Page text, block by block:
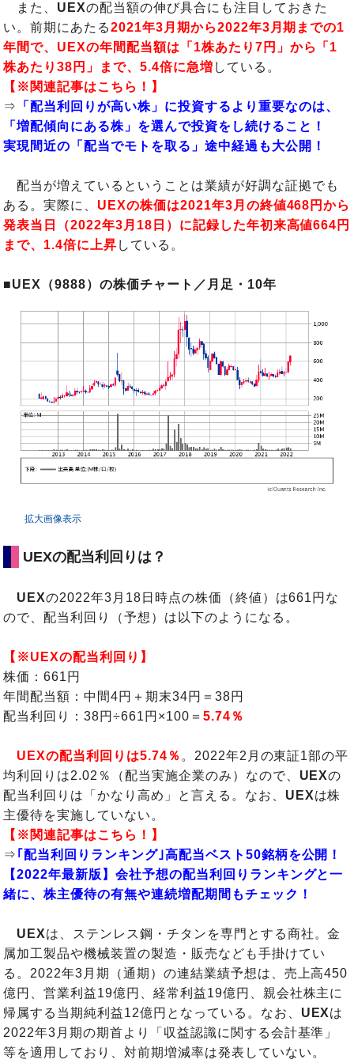
また、 UEXの配当額の伸び具合にも注目しておきた
い。前期にあたる2021年3月期から2022年3月期までの1
年間で、UEXの年間配当額は「1株あたり7 円」から「1
株あたり38円」まで、5.4倍に急増 している。
【※関連記事はこちら！】
⇒
「配当利回りが高い株」に投資するより重要なのは、
「増配傾向にある株」を選んで投資をし続けること！
実現間近の「配当でモトを取る」途中経過も大公開！
配当が増えているということは業績が好調な証拠でも
ある。実際に、 UEXの株価は2021年3月の終値468円から
発表当日（2022年3月18日）に記録した年初来高値664円
まで、1.4倍に上昇 している。
■UEX（9888）の株価チャート／月足・10年
拡大画像表示
UEXの配当利回りは？
UEXの2022年3月18日時点の株価（終値）は661円な
ので、配当利回り（予想）は以下のようになる。
【※UEXの配当利回り】
株価：661円
年間配当額：中間4円＋期末34円＝38円
配当利回り：38円÷661円×100＝ 5.74％
UEXの配当利回りは5.74％ 。2022年2月の東証1部の平
均利回りは2.02％（配当実施企業のみ）なので、 UEXの
配当利回りは「かなり高め」と言える。なお、 UEXは株
主優待を実施していない。
【※関連記事はこちら！】
⇒ ｢配当利回りランキング｣高配当ベスト50銘柄を公開！
【2022年最新版】会社予想の配当利回りランキングと一
緒に、株主優待の有無や連続増配期間もチェック！
UEXは、ステンレス鋼・チタンを専門とする商社。金
属加工製品や機械装置の製造・販売なども手掛けてい
る。2022年3月期（通期）の連結業績予想は、売上高450
億円、営業利益19億円、経常利益19億円、親会社株主に
帰属する当期純利益12億円となっている。なお、 UEXは
2022年3月期の期首より「収益認識に関する会計基準」
等を適用しており、対前期増減率は発表していない。